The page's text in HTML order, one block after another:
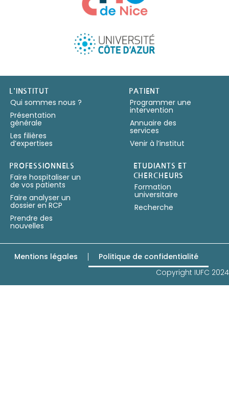
L'INSTITUT
Qui sommes nous ?
Présentation
générale
Les filières
d’expertises
PATIENT
Programmer une
intervention
Annuaire des
services
Venir à l’institut
PROFESSIONNELS
Faire hospitaliser un
de vos patients
Faire analyser un
dossier en RCP
Prendre des
nouvelles
ETUDIANTS ET
CHERCHEURS
Formation
universitaire
Recherche
Mentions légales
Politique de confidentialité
Copyright IUFC 2024